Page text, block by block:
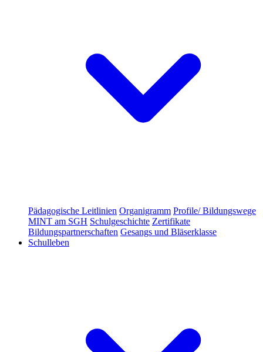
Pädagogische Leitlinien Organigramm Profile/ Bildungswege
MINT am SGH Schulgeschichte Zertifikate
Bildungspartnerschaften Gesangs und Bläserklasse
Schulleben